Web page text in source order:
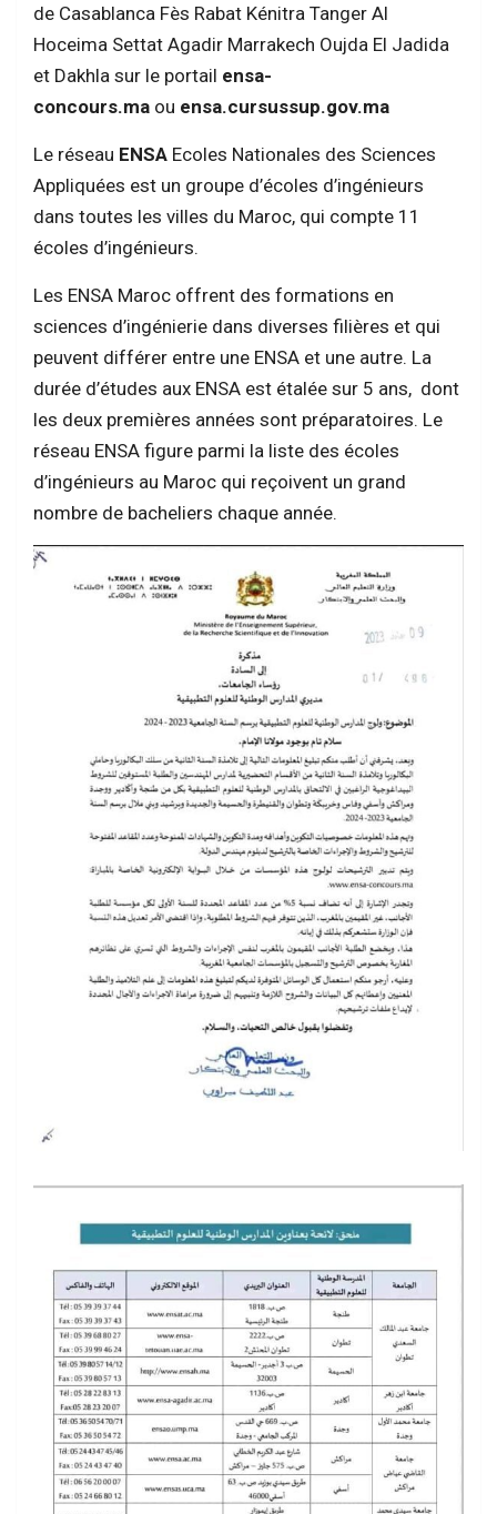
de Casablanca Fès Rabat Kénitra Tanger Al
Hoceima Settat Agadir Marrakech Oujda El Jadida
et Dakhla sur le portail ensa-
concours.ma ou ensa.cursussup.gov.ma
Le réseau ENSA Ecoles Nationales des Sciences
Appliquées est un groupe d’écoles d’ingénieurs
dans toutes les villes du Maroc, qui compte 11
écoles d’ingénieurs.
Les ENSA Maroc offrent des formations en
sciences d’ingénierie dans diverses filières et qui
peuvent différer entre une ENSA et une autre. La
durée d’études aux ENSA est étalée sur 5 ans, dont
les deux premières années sont préparatoires. Le
réseau ENSA figure parmi la liste des écoles
d’ingénieurs au Maroc qui reçoivent un grand
nombre de bacheliers chaque année.